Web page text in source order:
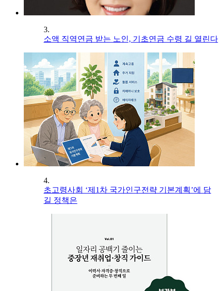
3.
소액 직역연금 받는 노인, 기초연금 수령 길 열린다
4.
초고령사회 ‘제1차 국가인구전략 기본계획’에 담
길 정책은